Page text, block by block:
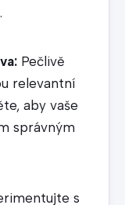
Pečlivě
relevantní
aby vaše
správným
s